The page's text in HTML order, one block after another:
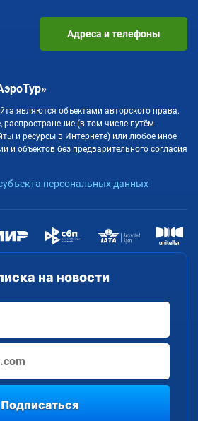
на новости
Подписаться
являются объектами авторского права.
(в том числе путём
и ресурсы в Интернете) или любое иное
и объектов без предварительного согласия
персональных данных
Адреса и телефоны